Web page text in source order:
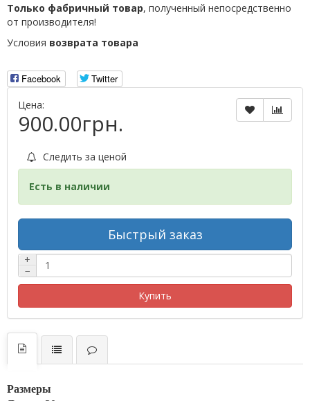
Только фабричный товар, полученный непосредственно
от производителя!
Условия возврата товара
Facebook
Twitter
Цена:
900.00грн.
Следить за ценой
Есть в наличии
Быстрый заказ
+
−
Купить
Размеры